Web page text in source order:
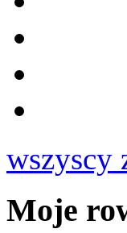
wszyscy
Moje